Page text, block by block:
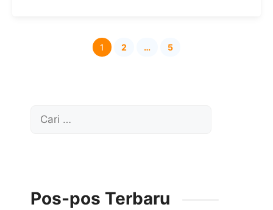
Halaman
1 Halaman
2 … 5
Cari
Pos-pos Terbaru